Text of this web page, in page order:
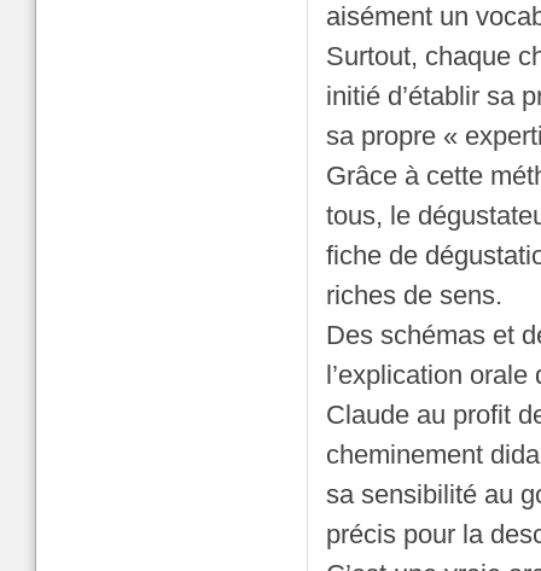
aisément un
Surtout, chaque
initié d’établir sa
sa propre «
Grâce à cette
tous, le
fiche de
riches de sens.
Des schémas et
l’explication
Claude au profit
cheminement
sa sensibilité au
précis pour la